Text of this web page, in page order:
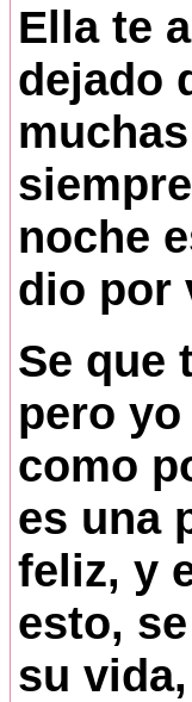
Ella te
dejado
noche
dio por
Se que
pero
como
es una
feliz, y
esto,
su